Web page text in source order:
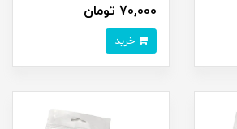
70,000 تومان